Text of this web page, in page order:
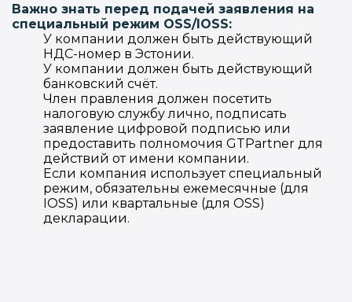
Важно знать перед подачей заявления на
специальный режим OSS/IOSS:
У компании должен быть действующий
НДС-номер в Эстонии.
У компании должен быть действующий
банковский счёт.
Член правления должен посетить
налоговую службу лично, подписать
заявление цифровой подписью или
предоставить полномочия GTPartner для
действий от имени компании.
Если компания использует специальный
режим, обязательны ежемесячные (для
IOSS) или квартальные (для OSS)
декларации.